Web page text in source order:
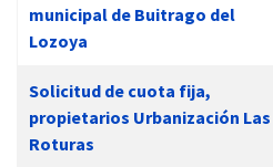
municipal de Buitrago del
Lozoya
Solicitud de cuota fija,
propietarios Urbanización Las
Roturas